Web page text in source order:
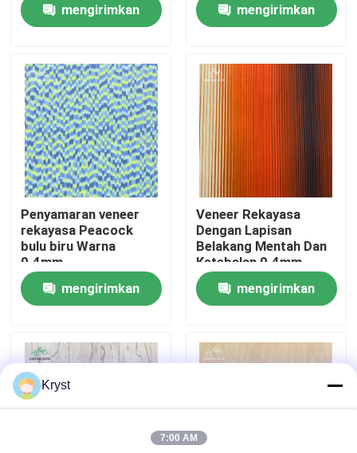
Video
Tentang Kami
Tur Pabrik
Kontrol Kualitas
Hubungi Kami
Berita
Kasus-kasus
mengirimkan
mengirimkan
Penyamaran veneer
rekayasa Peacock
bulu biru Warna
0.4mm
mengirimkan
Veneer Rekayasa
Dengan Lapisan
Belakang Mentah Dan
Ketebalan 0.4mm
Dalam Warna Neon
Sunsetmengirimkan
Kryst
7:00 AM